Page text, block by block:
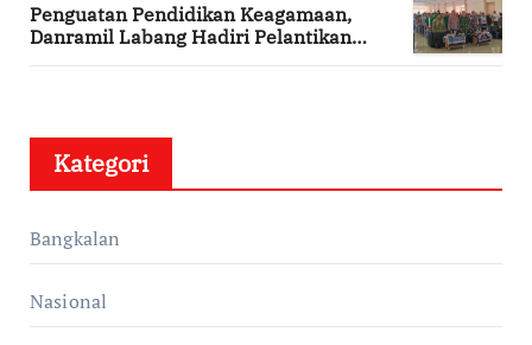
Penguatan Pendidikan Keagamaan,
Danramil Labang Hadiri Pelantikan
Kategori
Bangkalan
Nasional